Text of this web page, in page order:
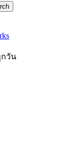
กวัน